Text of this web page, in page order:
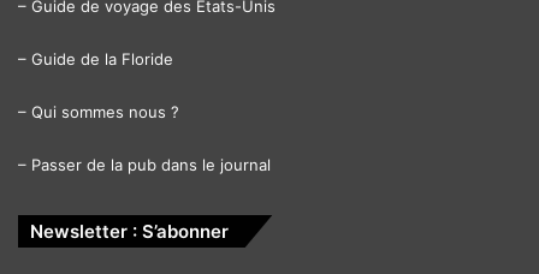
– Guide de voyage des Etats-Unis
– Guide de la Floride
– Qui sommes nous ?
– Passer de la pub dans le journal
Newsletter : S’abonner